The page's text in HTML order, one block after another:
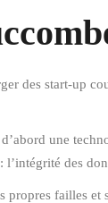
des start-up
une
: l’intégrité des
propres failles